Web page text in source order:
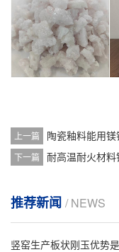
上一篇 陶瓷釉料能用镁
下一篇 耐高温耐火材
推荐新闻 / NEWS
竖窑生产板状刚玉优势是